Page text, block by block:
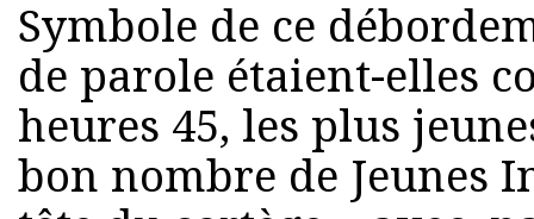
Symbole de ce
de parole étaient-elles
heures 45, les plus
bon nombre de Jeunes